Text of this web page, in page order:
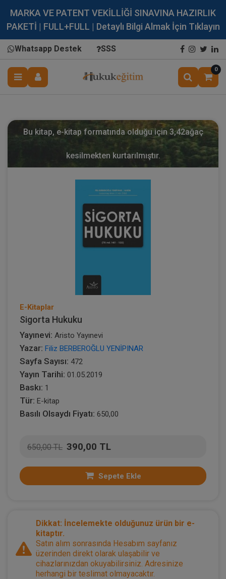
MARKA VE PATENT VEKİLLİĞİ SINAVINA HAZIRLIK
PAKETİ | FULL+FULL | Detaylı Bilgi Almak İçin Tıklayın
Whatsapp Destek SSS
0
Bu kitap, e-kitap formatında olduğu için 3,42ağaç
kesilmekten kurtarılmıştır.
E-Kitaplar
Sigorta Hukuku
Yayınevi: Aristo Yayınevi
Yazar: Filiz BERBEROĞLU YENİPINAR
Sayfa Sayısı: 472
Yayın Tarihi: 01.05.2019
Baskı: 1
Tür: E-kitap
Basılı Olsaydı Fiyatı: 650,00
650,00 TL 390,00 TL
Sepete Ekle
Dikkat: İncelemekte olduğunuz ürün bir e-
kitaptır.
Satın alım sonrasında Hesabım sayfanız
üzerinden direkt olarak ulaşabilir ve
cihazlarınızdan okuyabilirsiniz. Adresinize
herhangi bir teslimat olmayacaktır.